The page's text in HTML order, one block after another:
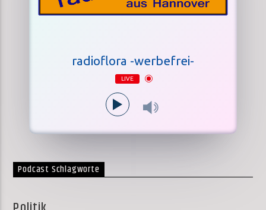
radioflora -werbefrei-
LIVE
Podcast Schlagworte